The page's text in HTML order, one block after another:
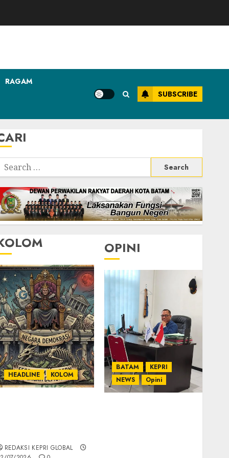
RAGAM
SUBSCRIBE
Search
HEADLINE KOLOM
REDAKSI KEPRI GLOBAL
OPINI
BATAM
KEPRI
NEWS
Opini